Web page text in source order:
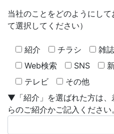
当社のことをどのようにし
て選択してください）
紹介 チラシ 雑誌
Web検索
SNS
テレビ
その他
▼「紹介」を選ばれた方は、
らのご紹介かご記入ください。